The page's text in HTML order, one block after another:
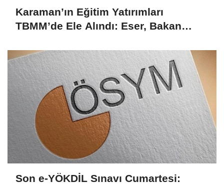
Karaman’ın Eğitim Yatırımları
TBMM’de Ele Alındı: Eser, Bakan
Son e-YÖKDİL Sınavı Cumartesi: